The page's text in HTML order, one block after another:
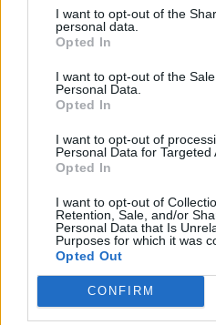
I want to opt-out of the
personal data.
Opted In
I want to opt-out of the
Personal Data.
Opted In
I want to opt-out of
Personal Data for Targeted
Opted In
I want to opt-out of
Retention, Sale, and/or
Personal Data that Is
Purposes for which it was
Opted Out
CONFIRM
εικόνων του σκύλου
παραπέμπουν σε βίαιες
πιθανότερα) κακώσεις
τμήματος του
σεξουαλική
θέση και φύση αυτών
συνάδουν με τυχαία
επιθυμείτε εκτενέστερη
στη διάθεση σας».